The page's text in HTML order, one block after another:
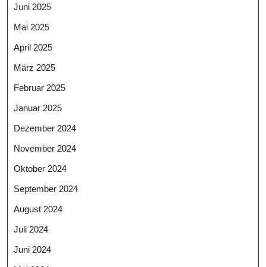
Juni 2025
Mai 2025
April 2025
März 2025
Februar 2025
Januar 2025
Dezember 2024
November 2024
Oktober 2024
September 2024
August 2024
Juli 2024
Juni 2024